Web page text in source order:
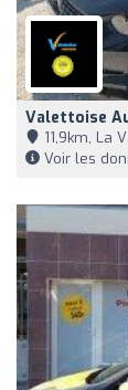
Valettoise
11,9km, La
Voir les